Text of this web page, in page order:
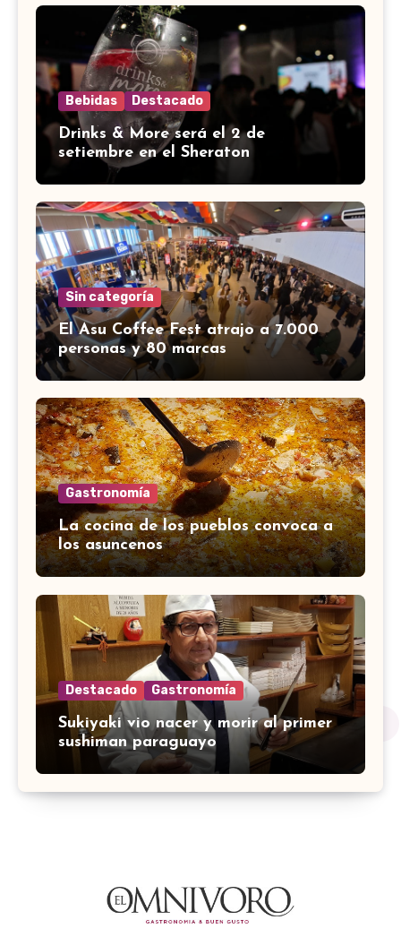
Bebidas Destacado
Drinks & More será el 2 de
setiembre en el Sheraton
Sin categoría
El Asu Coffee Fest atrajo a 7.000
personas y 80 marcas
Gastronomía
La cocina de los pueblos convoca a
los asuncenos
Destacado Gastronomía
Sukiyaki vio nacer y morir al primer
sushiman paraguayo